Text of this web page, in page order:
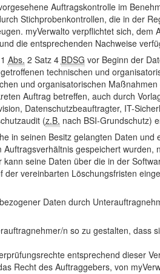
Auftragskontrolle im
Stichprobenkontrollen, die in der
myVerwalto verpflichtet sich,
die entsprechenden Nachweise
Abs. 2 Satz 4 BDSG vor Beginn der
technischen und
und organisatorischen
Auftrag betreffen, auch durch
Datenschutzbeauftragter, IT-
(z.B. nach BSI-Grundschutz)
in seinen Besitz gelangten Daten
gespeichert wurden,
seine Daten über die in der
vereinbarten Löschungsfristen
Daten durch
n so zu gestalten, dass
entsprechend dieser
Recht des Auftraggebers, von